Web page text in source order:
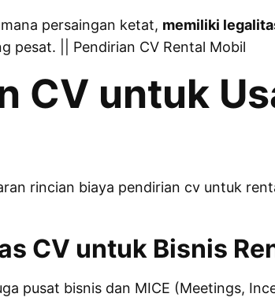
persaingan ketat, memiliki
pesat. || Pendirian CV Rental Mobil
CV untuk
rincian biaya pendirian cvuntuk
CV untuk Bisnis
pusat bisnis dan MICE (Meetings,